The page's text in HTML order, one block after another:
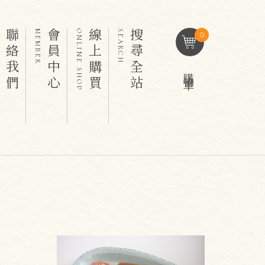
0
聯絡我們 MEMBER 會員中心 ONLINE SHOP線上購買 SEARCH 搜尋全站